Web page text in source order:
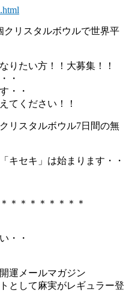
クリスタルボウルで世界平
りたい方！！大募集！！
・
・・
てください！！
リスタルボウル7日間の無
キセキ」は始まります・・
＊＊＊＊＊＊＊＊
・・
運メールマガジン
として麻実がレギュラー登